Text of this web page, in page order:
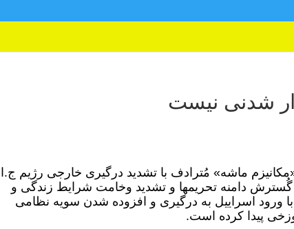
شدنی نیست
ماشه» مُترادف با تشدید درگیری خارجی رژیم ج.ا
گُسترش دامنه تحریمها و تشدید وخامت شرایط زندگی و
ورود اسراییل به درگیری و افزوده شدن سویه نظامی
پیدا کرده است.